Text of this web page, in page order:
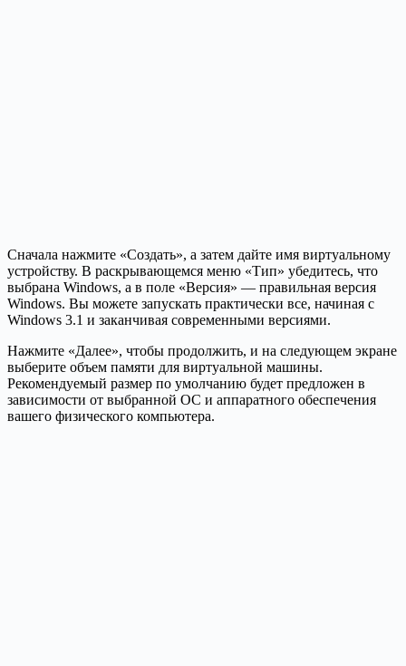
Сначала нажмите «Создать», а затем дайте имя виртуальному
устройству. В раскрывающемся меню «Тип» убедитесь, что
выбрана Windows, а в поле «Версия» — правильная версия
Windows. Вы можете запускать практически все, начиная с
Windows 3.1 и заканчивая современными версиями.
Нажмите «Далее», чтобы продолжить, и на следующем экране
выберите объем памяти для виртуальной машины.
Рекомендуемый размер по умолчанию будет предложен в
зависимости от выбранной ОС и аппаратного обеспечения
вашего физического компьютера.